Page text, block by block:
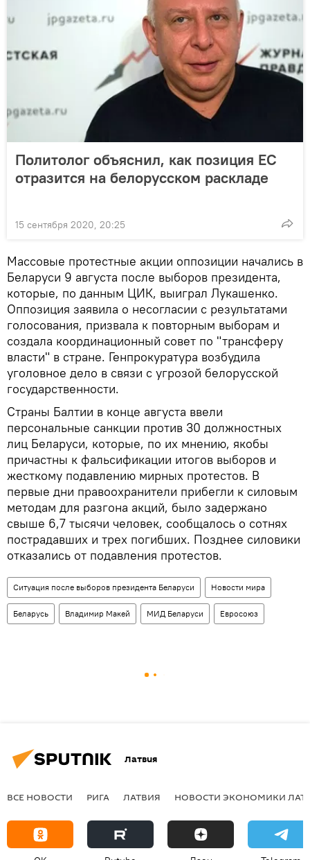
Политолог объяснил, как позиция ЕС
отразится на белорусском раскладе
15 сентября 2020, 20:25
Массовые протестные акции оппозиции начались в
Беларуси 9 августа после выборов президента,
которые, по данным ЦИК, выиграл Лукашенко.
Оппозиция заявила о несогласии с результатами
голосования, призвала к повторным выборам и
создала координационный совет по "трансферу
власти" в стране. Генпрокуратура возбудила
уголовное дело в связи с угрозой белорусской
государственности.
Страны Балтии в конце августа ввели
персональные санкции против 30 должностных
лиц Беларуси, которые, по их мнению, якобы
причастны к фальсификации итогов выборов и
жесткому подавлению мирных протестов. В
первые дни правоохранители прибегли к силовым
методам для разгона акций, было задержано
свыше 6,7 тысячи человек, сообщалось о сотнях
пострадавших и трех погибших. Позднее силовики
отказались от подавления протестов.
Ситуация после выборов президента Беларуси Новости мира
Беларусь Владимир Макей МИД Беларуси Евросоюз
Латвия
ВСЕ НОВОСТИ РИГА ЛАТВИЯ НОВОСТИ ЭКОНОМИКИ